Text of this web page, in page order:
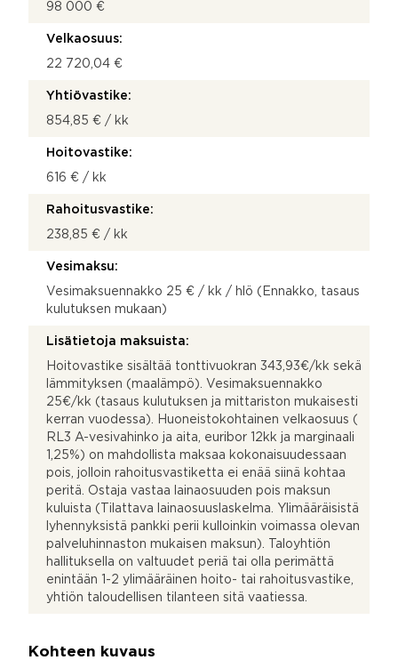
98 000 €
Velkaosuus:
22 720,04 €
Yhtiövastike:
854,85 € / kk
Hoitovastike:
616 € / kk
Rahoitusvastike:
238,85 € / kk
Vesimaksu:
Vesimaksuennakko 25 € / kk / hlö (Ennakko, tasaus
kulutuksen mukaan)
Lisätietoja maksuista:
Hoitovastike sisältää tonttivuokran 343,93€/kk sekä
lämmityksen (maalämpö). Vesimaksuennakko
25€/kk (tasaus kulutuksen ja mittariston mukaisesti
kerran vuodessa). Huoneistokohtainen velkaosuus (
RL3 A-vesivahinko ja aita, euribor 12kk ja marginaali
1,25%) on mahdollista maksaa kokonaisuudessaan
pois, jolloin rahoitusvastiketta ei enää siinä kohtaa
peritä. Ostaja vastaa lainaosuuden pois maksun
kuluista (Tilattava lainaosuuslaskelma. Ylimääräisistä
lyhennyksistä pankki perii kulloinkin voimassa olevan
palveluhinnaston mukaisen maksun). Taloyhtiön
hallituksella on valtuudet periä tai olla perimättä
enintään 1-2 ylimääräinen hoito- tai rahoitusvastike,
yhtiön taloudellisen tilanteen sitä vaatiessa.
Kohteen kuvaus